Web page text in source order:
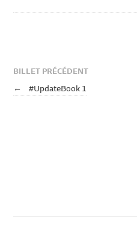
BILLET PRÉCÉDENT
← #UpdateBook 1